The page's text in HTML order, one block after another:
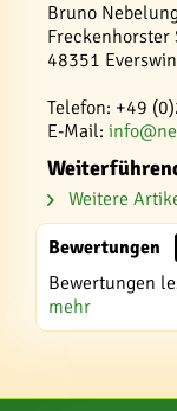
Bruno
Freckenhorster
48351
Telefon: +49
E-Mail:
Weitere
Bewertungen
Bewertungen
mehr